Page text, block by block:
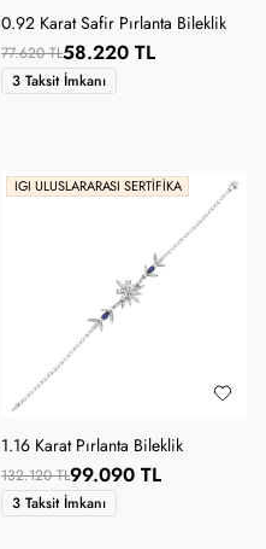
0.92 Karat Safir Pırlanta Bileklik
77.620 TL58.220 TL
3 Taksit İmkanı
IGI ULUSLARARASI SERTIFIKA
1.16 Karat Pırlanta Bileklik
132.120 TL99.090 TL
3 Taksit İmkanı